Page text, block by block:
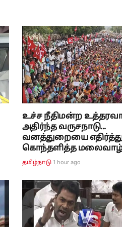
உச்ச நீதிமன்ற
அதிர்ந்த வருசநாடு...
வனத்துறையை
கொந்தளித்த
தமிழ்நாடு 1 hour ago